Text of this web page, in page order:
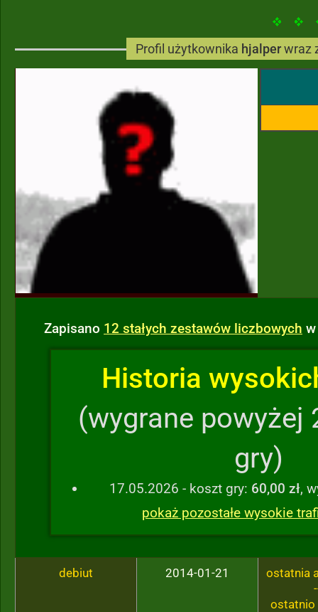
Profil użytkownika hjalperwraz
Zapisano 12 stałych zestawów liczbowych
Historia
(wygrane powyżej
gry)
17.05.2026 - koszt gry: 60,00 zł,
pokaż pozostałe wysokie
debiut 2014-01-21
ostatnia
ostatnio